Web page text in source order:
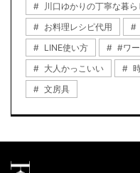
川口ゆかりの丁寧な暮ら
お料理レシピ代用
LINE使い方
#ワ
大人かっこいい
文房具